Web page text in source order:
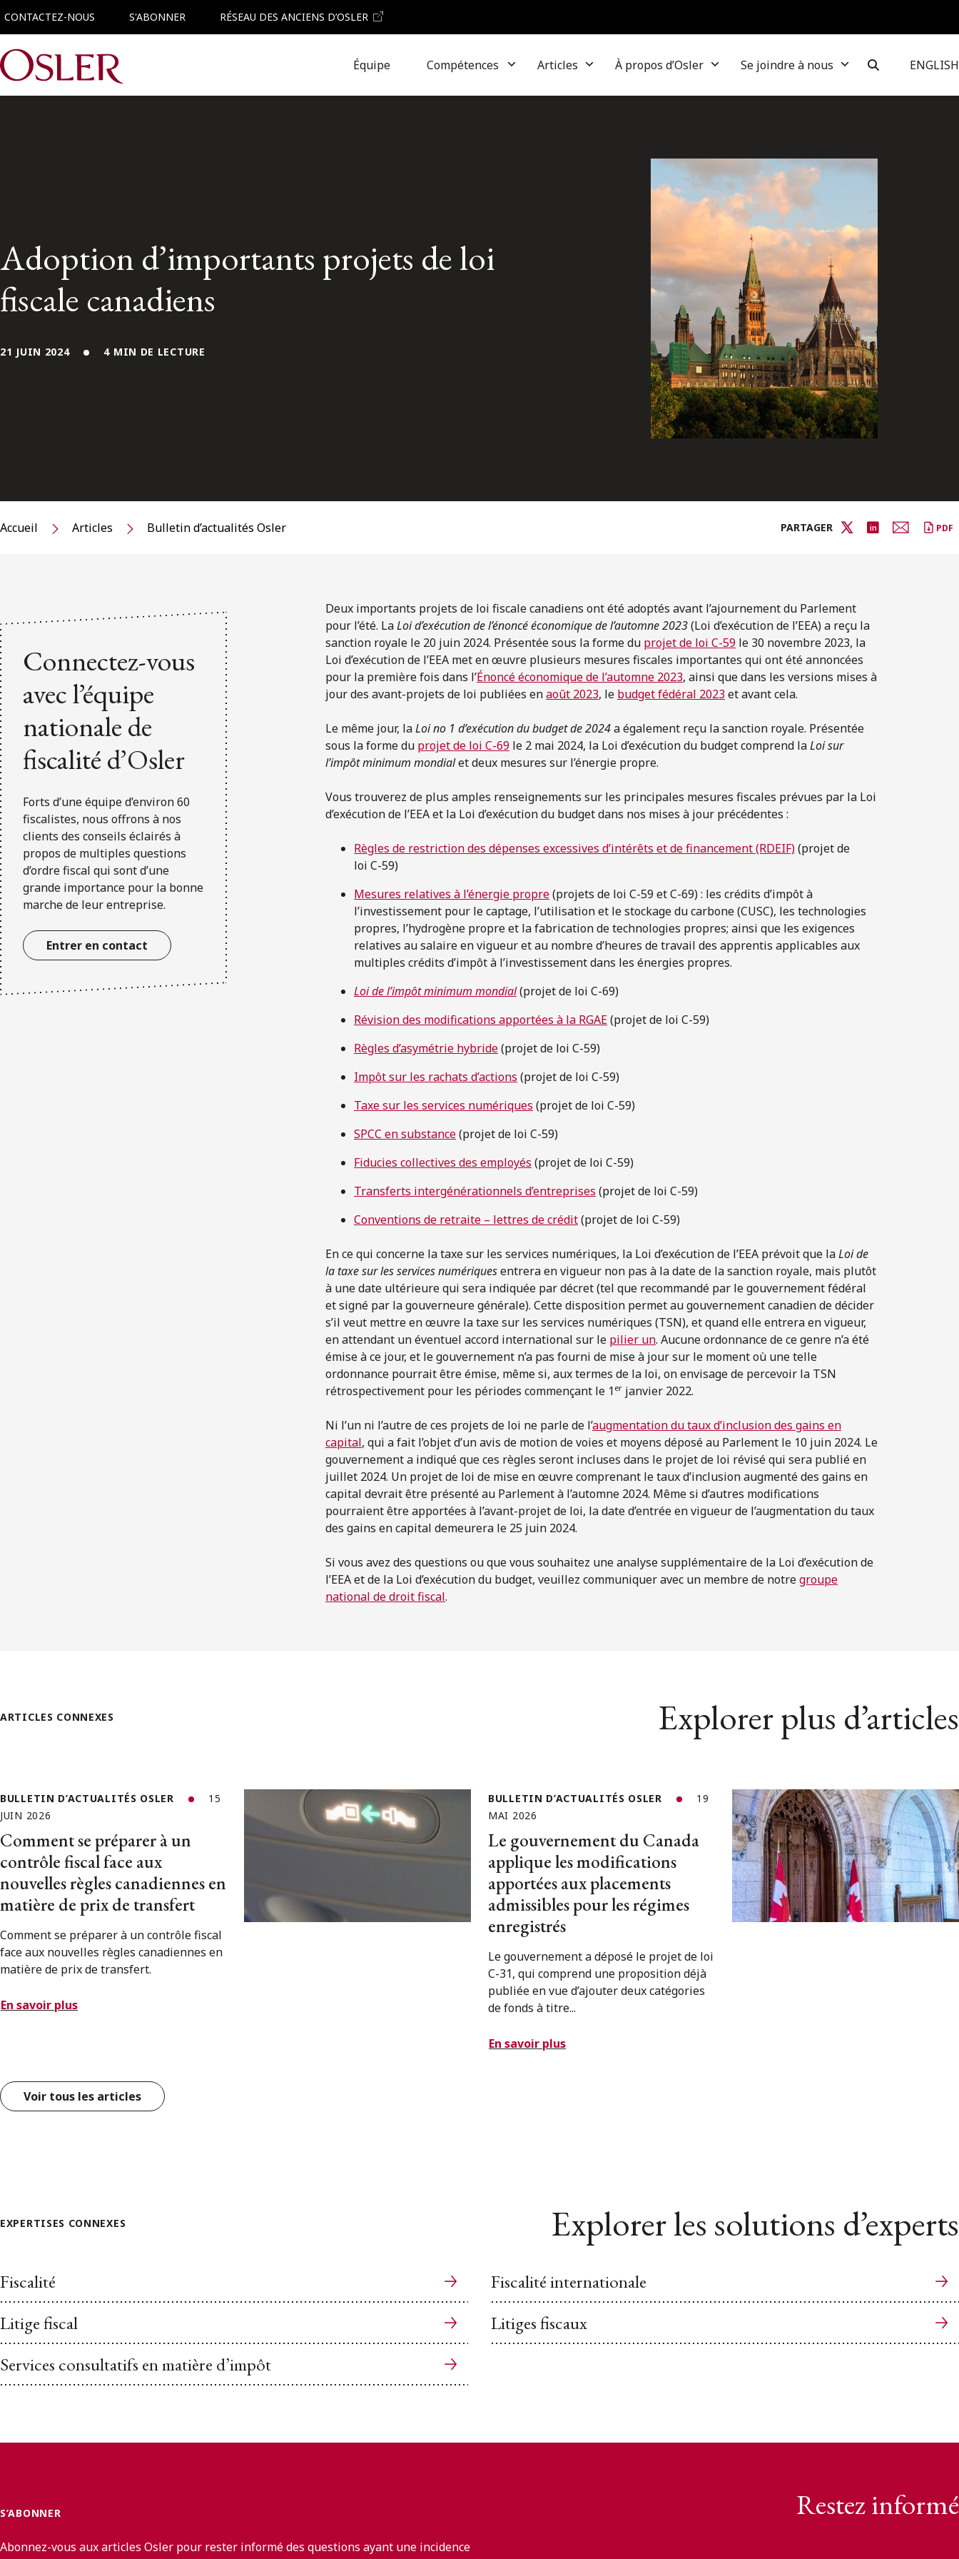
CONTACTEZ-NOUS S'ABONNER RÉSEAU DES ANCIENS D’OSLER
Main Navigation Équipe Compétences Articles À propos d’Osler Se joindre à nous ENGLISH
Adoption d’importants projets de loi
fiscale canadiens
21 JUIN 2024 4 MIN DE LECTURE
Accueil Articles Bulletin d’actualités Osler PARTAGER PDF
Connectez-vous
avec l’équipe
nationale de
fiscalité d’Osler
Forts d’une équipe d’environ 60
fiscalistes, nous offrons à nos
clients des conseils éclairés à
propos de multiples questions
d’ordre fiscal qui sont d’une
grande importance pour la bonne
marche de leur entreprise.
Entrer en contact
Deux importants projets de loi fiscale canadiens ont été adoptés avant l’ajournement du Parlement
pour l’été. LaLoi d’exécution de l’énoncé économique de l’automne 2023(Loi d’exécution de l’EEA) a reçu la
sanction royale le 20 juin 2024. Présentée sous la forme du projet de loi C-59 le 30 novembre 2023, la
Loi d’exécution de l’EEA met en œuvre plusieurs mesures fiscales importantes qui ont été annoncées
pour la première fois dans l’Énoncé économique de l’automne 2023, ainsi que dans les versions mises à
jour des avant-projets de loi publiées enaoût 2023, le budget fédéral 2023 et avant cela.
Le même jour, laLoi no 1 d’exécution du budget de 2024a également reçu la sanction royale. Présentée
sous la forme du projet de loi C-69 le 2 mai 2024, la Loi d’exécution du budget comprend laLoi sur
l’impôt minimum mondialet deux mesures sur l’énergie propre.
Vous trouverez de plus amples renseignements sur les principales mesures fiscales prévues par la Loi
d’exécution de l’EEA et la Loi d’exécution du budget dans nos mises à jour précédentes :
Règles de restriction des dépenses excessives d’intérêts et de financement (RDEIF)(projet de
loi C-59)
Mesures relatives à l’énergie propre(projets de loi C-59 et C-69) : les crédits d’impôt à
l’investissement pour le captage, l’utilisation et le stockage du carbone (CUSC), les technologies
propres, l’hydrogène propre et la fabrication de technologies propres; ainsi que les exigences
relatives au salaire en vigueur et au nombre d’heures de travail des apprentis applicables aux
multiples crédits d’impôt à l’investissement dans les énergies propres.
Loi de l’impôt minimum mondial(projet de loi C-69)
Révision des modifications apportées à la RGAE (projet de loi C-59)
Règles d’asymétrie hybride(projet de loi C-59)
Impôt sur les rachats d’actions (projet de loi C-59)
Taxe sur les services numériques (projet de loi C-59)
SPCC en substance(projet de loi C-59)
Fiducies collectives des employés (projet de loi C-59)
Transferts intergénérationnels d’entreprises (projet de loi C-59)
Conventions de retraite – lettres de crédit(projet de loi C-59)
En ce qui concerne la taxe sur les services numériques, la Loi d’exécution de l’EEA prévoit que laLoi de
la taxe sur les services numériquesentrera en vigueur non pas à la date de la sanction royale, mais plutôt
à une date ultérieure qui sera indiquée par décret (tel que recommandé par le gouvernement fédéral
et signé par la gouverneure générale). Cette disposition permet au gouvernement canadien de décider
s’il veut mettre en œuvre la taxe sur les services numériques (TSN), et quand elle entrera en vigueur,
en attendant un éventuel accord international sur le pilier un. Aucune ordonnance de ce genre n’a été
émise à ce jour, et le gouvernement n’a pas fourni de mise à jour sur le moment où une telle
ordonnance pourrait être émise, même si, aux termes de la loi, on envisage de percevoir la TSN
rétrospectivement pour les périodes commençant le 1 er janvier 2022.
Ni l’un ni l’autre de ces projets de loi ne parle de l’augmentation du taux d’inclusion des gains en
capital, qui a fait l’objet d’un avis de motion de voies et moyens déposé au Parlement le 10 juin 2024. Le
gouvernement a indiqué que ces règles seront incluses dans le projet de loi révisé qui sera publié en
juillet 2024. Un projet de loi de mise en œuvre comprenant le taux d’inclusion augmenté des gains en
capital devrait être présenté au Parlement à l’automne 2024. Même si d’autres modifications
pourraient être apportées à l’avant-projet de loi, la date d’entrée en vigueur de l’augmentation du taux
des gains en capital demeurera le 25 juin 2024.
Si vous avez des questions ou que vous souhaitez une analyse supplémentaire de la Loi d’exécution de
l’EEA et de la Loi d’exécution du budget, veuillez communiquer avec un membre de notregroupe
national de droit fiscal.
ARTICLES CONNEXES Explorer plus d’articles
BULLETIN D’ACTUALITÉS OSLER
15
JUIN 2026
Comment se préparer à un
contrôle fiscal face aux
nouvelles règles canadiennes en
matière de prix de transfert
Comment se préparer à un contrôle fiscal
face aux nouvelles règles canadiennes en
matière de prix de transfert.
En savoir plus
BULLETIN D’ACTUALITÉS OSLER
19
MAI 2026
Le gouvernement du Canada
applique les modifications
apportées aux placements
admissibles pour les régimes
enregistrés
Le gouvernement a déposé le projet de loi
C-31, qui comprend une proposition déjà
publiée en vue d’ajouter deux catégories
de fonds à titre...
En savoir plus
Voir tous les articles
EXPERTISES CONNEXES Explorer les solutions d’experts
Fiscalité
Fiscalité internationale
Litige fiscal
Litiges fiscaux
Services consultatifs en matière d’impôt
S’ABONNER Restez informé
Abonnez-vous aux articles Osler pour rester informé des questions ayant une incidence